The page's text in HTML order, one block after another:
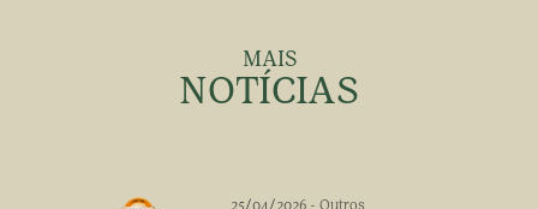
MAIS
NOTÍCIAS
25/04/2026 - Outros